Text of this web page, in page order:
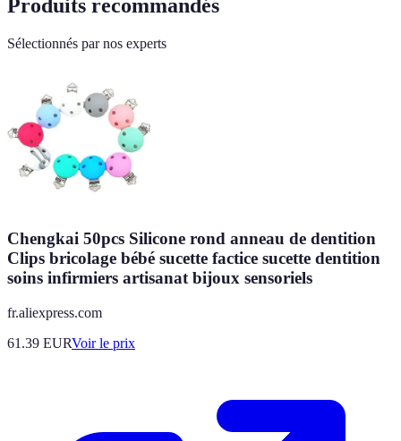
Produits recommandés
Sélectionnés par nos experts
Chengkai 50pcs Silicone rond anneau de dentition
Clips bricolage bébé sucette factice sucette dentition
soins infirmiers artisanat bijoux sensoriels
fr.aliexpress.com
61.39 EURVoir le prix